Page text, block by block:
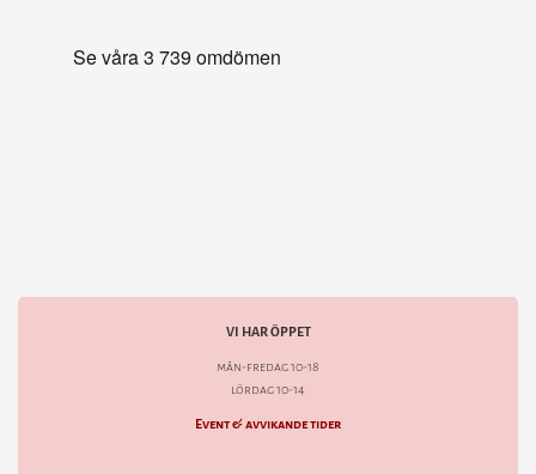
VI HAR ÖPPET
mån-fredag 10-18
lördag 10-14
Event & avvikande tider